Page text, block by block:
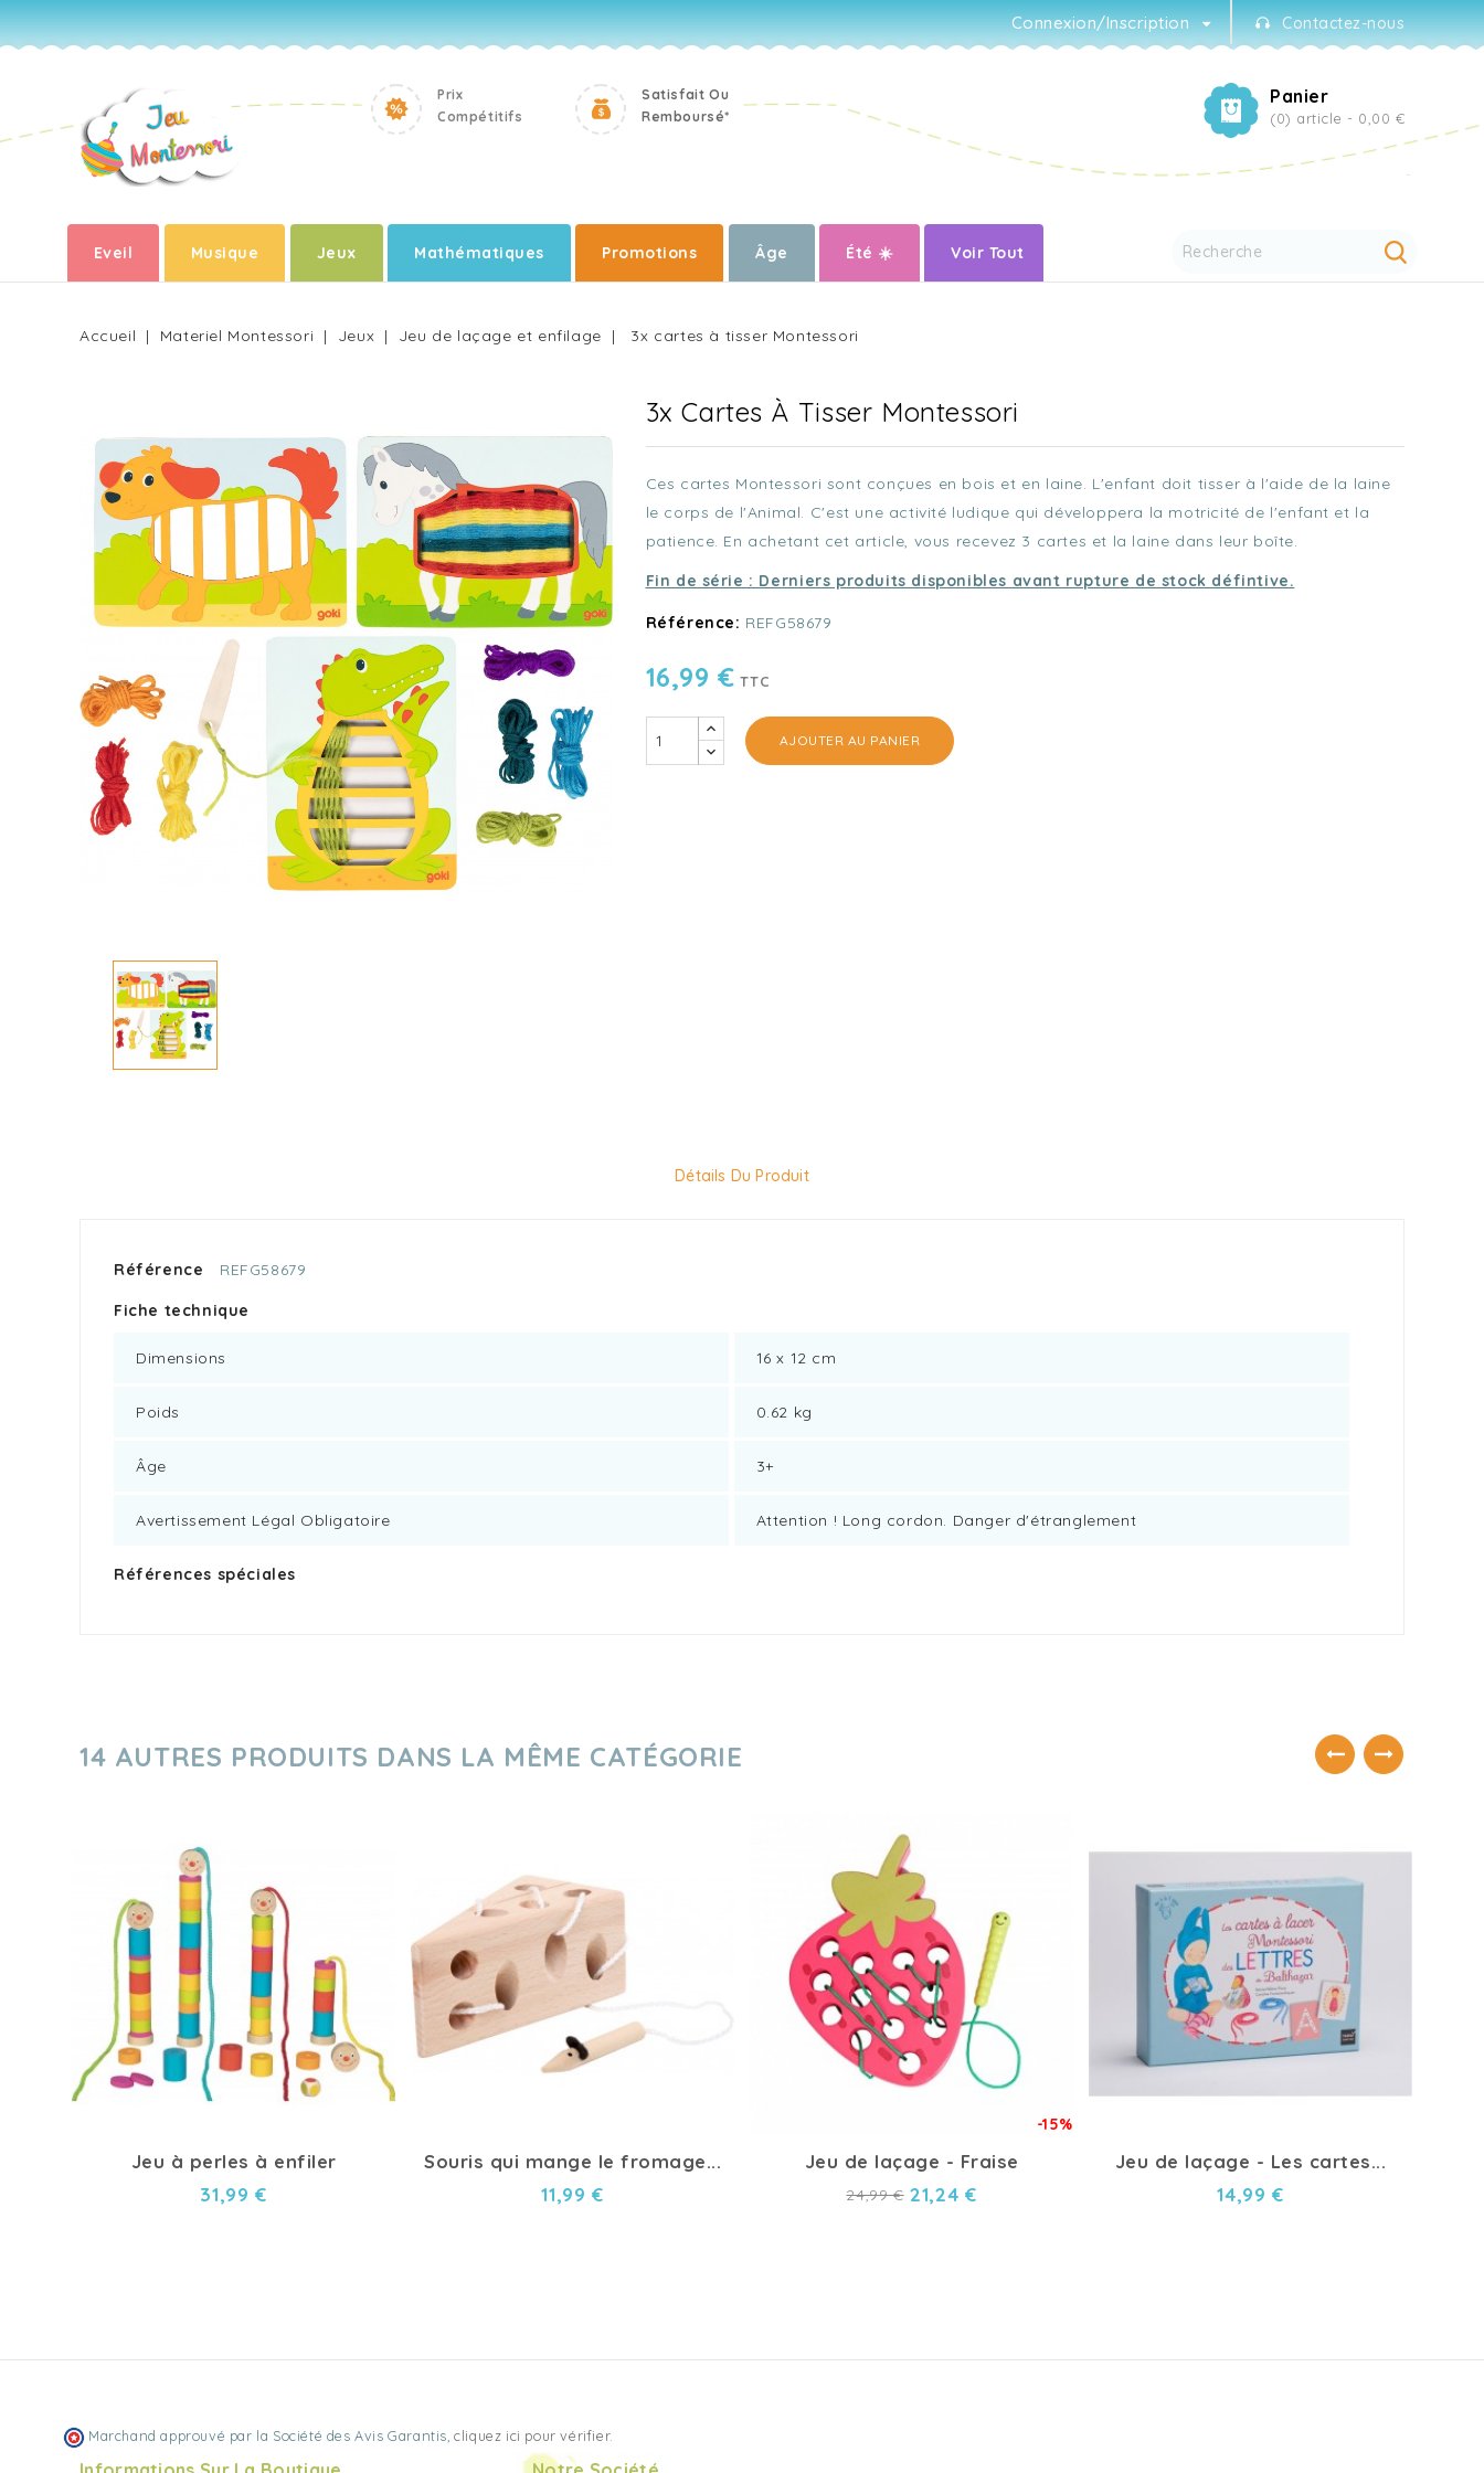
Contactez-nous
Connexion/Inscription
Panier
(0) article - 0,00 €
Prix
Compétitifs
Satisfait Ou
Remboursé*
Eveil Musique Jeux Mathématiques Promotions Âge Été ☀️ Voir Tout
Accueil Materiel Montessori Jeux Jeu de laçage et enfilage 3x cartes à tisser Montessori
3x Cartes À Tisser Montessori
Ces cartes Montessori sont conçues en bois et en laine. L'enfant doit tisser à l'aide de la laine
le corps de l'Animal. C'est une activité ludique qui développera la motricité de l'enfant et la
patience. En achetant cet article, vous recevez 3 cartes et la laine dans leur boîte.
Fin de série : Derniers produits disponibles avant rupture de stock défintive.
Référence: REFG58679
16,99 € TTC
AJOUTER AU PANIER
Détails Du Produit
Référence REFG58679
Fiche technique
Dimensions 16 x 12 cm
Poids 0.62 kg
Âge 3+
Avertissement Légal Obligatoire Attention ! Long cordon. Danger d'étranglement
Références spéciales
14 AUTRES PRODUITS DANS LA MÊME CATÉGORIE
Jeu à perles à enfiler
31,99 €
Souris qui mange le fromage...
11,99 €
Jeu de laçage - Fraise
24,99 €
-15%
21,24 €
Jeu de laçage - Les cartes...
14,99 €
Marchand approuvé par la Société des Avis Garantis,cliquez ici pour vérifier.